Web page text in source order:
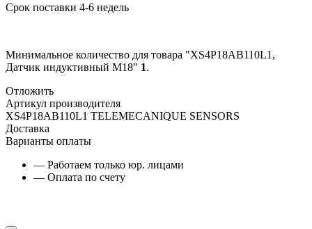
Срок поставки 4-6 недель
Минимальное количество для товара "XS4P18AB110L1,
Датчик индуктивный M18" 1.
Отложить
Артикул производителя
XS4P18AB110L1 TELEMECANIQUE SENSORS
Доставка
Варианты оплаты
— Работаем только юр. лицами
— Оплата по счету